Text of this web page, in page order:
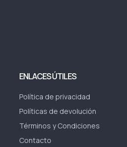
ENLACES ÚTILES
Política de privacidad
Políticas de devolución
Términos y Condiciones
Contacto